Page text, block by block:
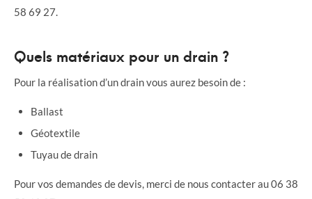
58 69 27.
Quels matériaux pour un drain ?
Pour la réalisation d’un drain vous aurez besoin de :
Ballast
Géotextile
Tuyau de drain
Pour vos demandes de devis, merci de nous contacter au 06 38